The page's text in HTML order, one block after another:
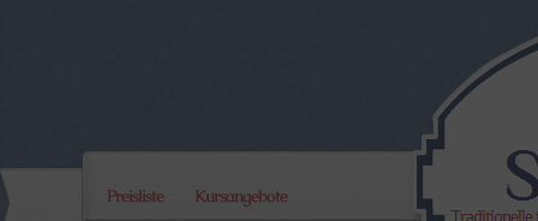
Preisliste Kursangebote